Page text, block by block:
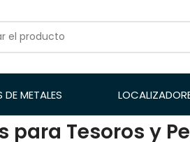
DE METALES
para Tesoros y